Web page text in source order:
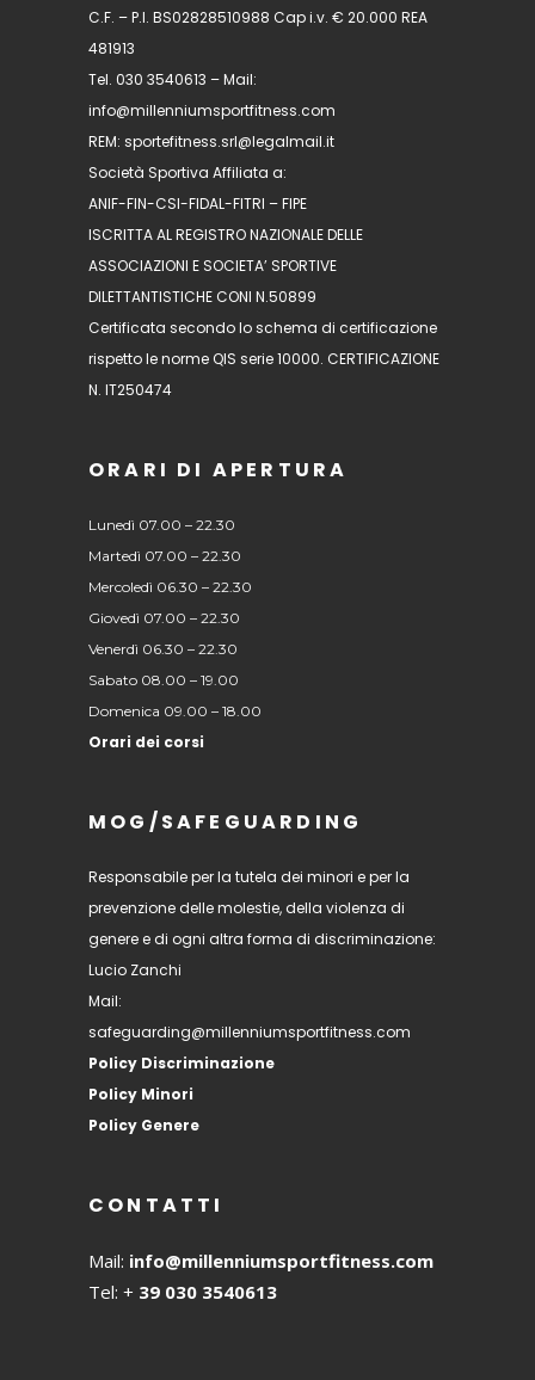
C.F. – P.I. BS02828510988 Cap i.v. € 20.000 REA
481913
Tel. 030 3540613 – Mail:
info@millenniumsportfitness.com
REM: sportefitness.srl@legalmail.it
Società Sportiva Affiliata a:
ANIF-FIN-CSI-FIDAL-FITRI – FIPE
ISCRITTA AL REGISTRO NAZIONALE DELLE
ASSOCIAZIONI E SOCIETA’ SPORTIVE
DILETTANTISTICHE CONI N.50899
Certificata secondo lo schema di certificazione
rispetto le norme QIS serie 10000. CERTIFICAZIONE
N. IT250474
ORARI DI APERTURA
Lunedì 07.00 – 22.30
Martedì 07.00 – 22.30
Mercoledì 06.30 – 22.30
Giovedì 07.00 – 22.30
Venerdì 06.30 – 22.30
Sabato 08.00 – 19.00
Domenica 09.00 – 18.00
Orari dei corsi
MOG/SAFEGUARDING
Responsabile per la tutela dei minori e per la
prevenzione delle molestie, della violenza di
genere e di ogni altra forma di discriminazione:
Lucio Zanchi
Mail:
safeguarding@millenniumsportfitness.com
Policy Discriminazione
Policy Minori
Policy Genere
CONTATTI
Mail: info@millenniumsportfitness.com
Tel: + 39 030 3540613